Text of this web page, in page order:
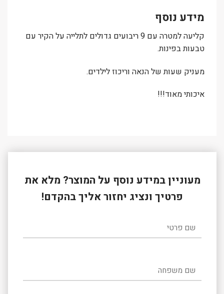
מידע נוסף
קליעה למטרה עם 9 ריבועים גדולים לתלייה על הקיר עם
טבעות בפינות.
מעניק שעות של הנאה וריכוז לילדים.
איכותי מאוד!!!
מעוניין במידע נוסף על המוצר? מלא את
פרטיך ונציג יחזור אליך בהקדם!
שם פרטי
שם משפחה